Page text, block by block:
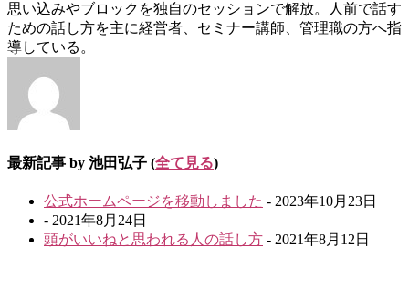
思い込みやブロックを独自のセッションで解放。人前で話す
ための話し方を主に経営者、セミナー講師、管理職の方へ指
導している。
最新記事 by 池田弘子 (全て見る)
公式ホームページを移動しました - 2023年10月23日
- 2021年8月24日
頭がいいねと思われる人の話し方 - 2021年8月12日